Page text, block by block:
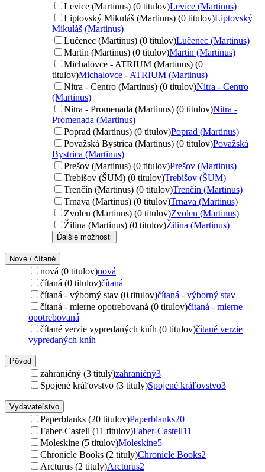
Levice (Martinus) (0 titulov)Levice (Martinus)
Liptovský Mikuláš (Martinus) (0 titulov)Liptovský
Mikuláš (Martinus)
Lučenec (Martinus) (0 titulov)Lučenec (Martinus)
Martin (Martinus) (0 titulov)Martin (Martinus)
Michalovce - ATRIUM (Martinus) (0
titulov)Michalovce - ATRIUM (Martinus)
Nitra - Centro (Martinus) (0 titulov)Nitra - Centro
(Martinus)
Nitra - Promenada (Martinus) (0 titulov)Nitra -
Promenada (Martinus)
Poprad (Martinus) (0 titulov)Poprad (Martinus)
Považská Bystrica (Martinus) (0 titulov)Považská
Bystrica (Martinus)
Prešov (Martinus) (0 titulov)Prešov (Martinus)
Trebišov (ŠUM) (0 titulov)Trebišov (ŠUM)
Trenčín (Martinus) (0 titulov)Trenčín (Martinus)
Trnava (Martinus) (0 titulov)Trnava (Martinus)
Zvolen (Martinus) (0 titulov)Zvolen (Martinus)
Žilina (Martinus) (0 titulov)Žilina (Martinus)
Ďalšie možnosti
Nové / čítané
nová (0 titulov)nová
čítaná (0 titulov)čítaná
čítaná - výborný stav (0 titulov)čítaná - výborný stav
čítaná - mierne opotrebovaná (0 titulov)čítaná - mierne
opotrebovaná
čítané verzie vypredaných kníh (0 titulov)čítané verzie
vypredaných kníh
Pôvod
zahraničný (3 tituly)zahraničný3
Spojené kráľovstvo (3 tituly)Spojené kráľovstvo3
Vydavateľstvo
Paperblanks (20 titulov)Paperblanks20
Faber-Castell (11 titulov)Faber-Castell11
Moleskine (5 titulov)Moleskine5
Chronicle Books (2 tituly)Chronicle Books2
Arcturus (2 tituly)Arcturus2